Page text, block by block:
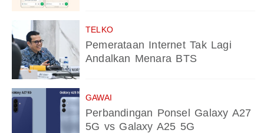
TELKO
Pemerataan Internet Tak Lagi
Andalkan Menara BTS
GAWAI
Perbandingan Ponsel Galaxy A27
5G vs Galaxy A25 5G